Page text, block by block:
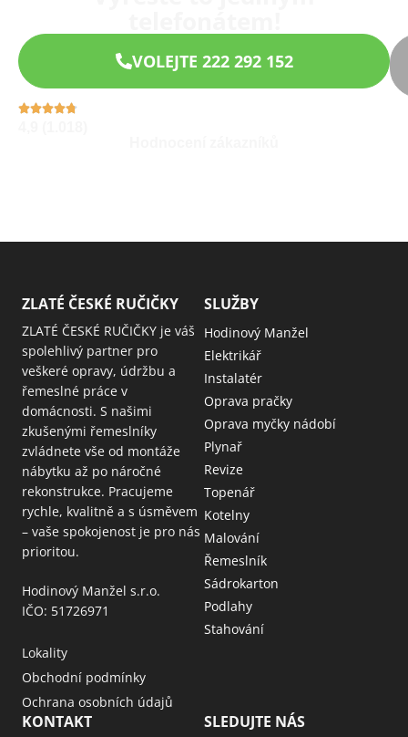
VOLEJTE 222 292 152
ZLATÉ ČESKÉ RUČIČKY
ZLATÉ ČESKÉ RUČIČKY je váš
spolehlivý partner pro
veškeré opravy, údržbu a
řemeslné práce v
domácnosti. S našimi
zkušenými řemeslníky
zvládnete vše od montáže
nábytku až po náročné
rekonstrukce. Pracujeme
rychle, kvalitně a s úsměvem
– vaše spokojenost je pro nás
prioritou.
Hodinový Manžel s.r.o.
IČO: 51726971
Lokality
Obchodní podmínky
Ochrana osobních údajů
SLUŽBY
Hodinový Manžel
Elektrikář
Instalatér
Oprava pračky
Oprava myčky nádobí
Plynař
Revize
Topenář
Kotelny
Malování
Řemeslník
Sádrokarton
Podlahy
Stahování
KONTAKT SLEDUJTE NÁS